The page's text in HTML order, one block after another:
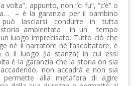
volta”, appunto, non “ci fu”, “c’è” o
– è la garanzia per il bambino
lasciarsi condurre in tutta
ambientata in un tempo
luogo imprecisato. Tutto ciò che
né il narratore né l’ascoltatore, é
o il luogo (la stanza) in cui essi
è la garanzia che la storia on sia
non accadrà e non sia
permette alla metafora di agire